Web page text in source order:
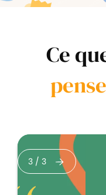
Ce
3 /3